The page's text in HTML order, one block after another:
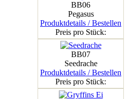
BB06
Pegasus
Produktdetails / Bestellen
Preis pro Stück:
BB07
Seedrache
Produktdetails / Bestellen
Preis pro Stück: